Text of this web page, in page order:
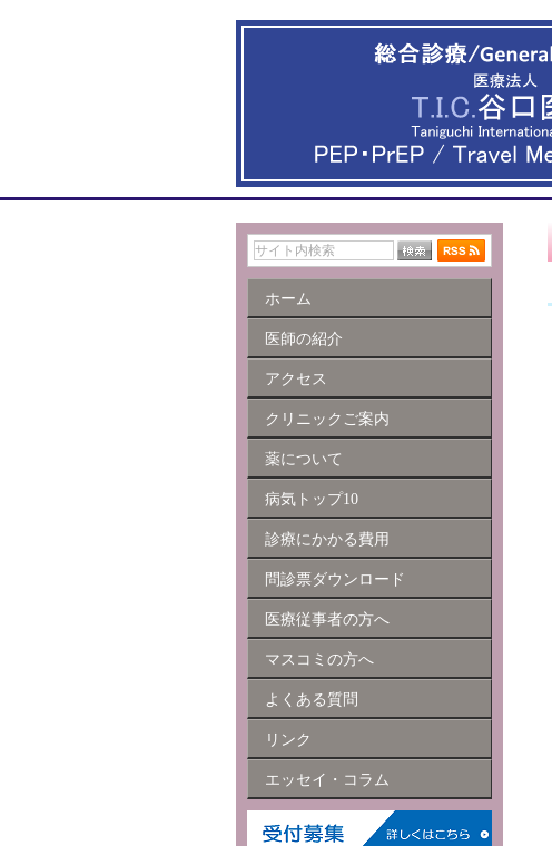
ホーム
医師の紹介
アクセス
クリニックご案内
薬について
病気トップ10
診療にかかる費用
問診票ダウンロード
医療従事者の方へ
マスコミの方へ
よくある質問
リンク
エッセイ・コラム